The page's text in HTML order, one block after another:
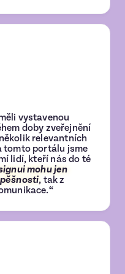
vystavenou
doby zveřejnění
relevantních
tomto portálu jsme
lidí, kteří nás do té
mohu jen
, tak z